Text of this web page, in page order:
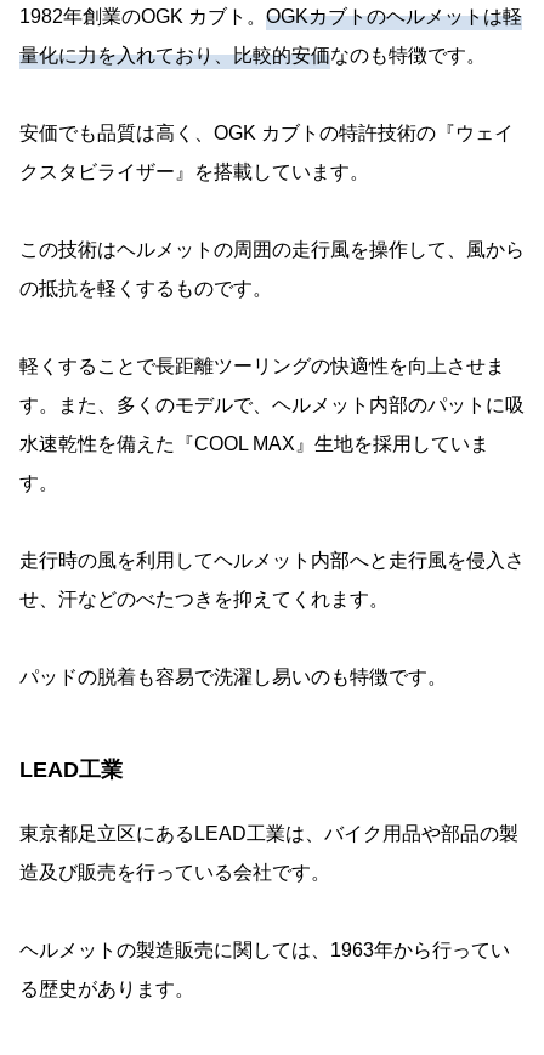
1982年創業のOGK カブト。 OGKカブトのヘルメットは軽
量化に力を入れており、比較的安価なのも特徴です。
安価でも品質は高く、OGK カブトの特許技術の『ウェイ
クスタビライザー』を搭載しています。
この技術はヘルメットの周囲の走行風を操作して、風から
の抵抗を軽くするものです。
軽くすることで長距離ツーリングの快適性を向上させま
す。また、多くのモデルで、ヘルメット内部のパットに吸
水速乾性を備えた『COOL MAX』生地を採用していま
す。
走行時の風を利用してヘルメット内部へと走行風を侵入さ
せ、汗などのべたつきを抑えてくれます。
パッドの脱着も容易で洗濯し易いのも特徴です。
LEAD工業
東京都足立区にあるLEAD工業は、バイク用品や部品の製
造及び販売を行っている会社です。
ヘルメットの製造販売に関しては、1963年から行ってい
る歴史があります。